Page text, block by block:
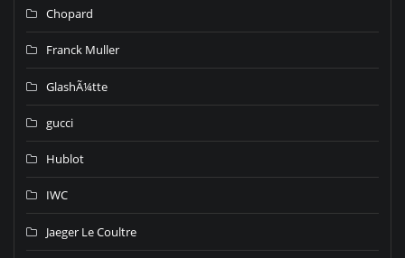
Chopard
Franck Muller
GlashÃ¼tte
gucci
Hublot
IWC
Jaeger Le Coultre